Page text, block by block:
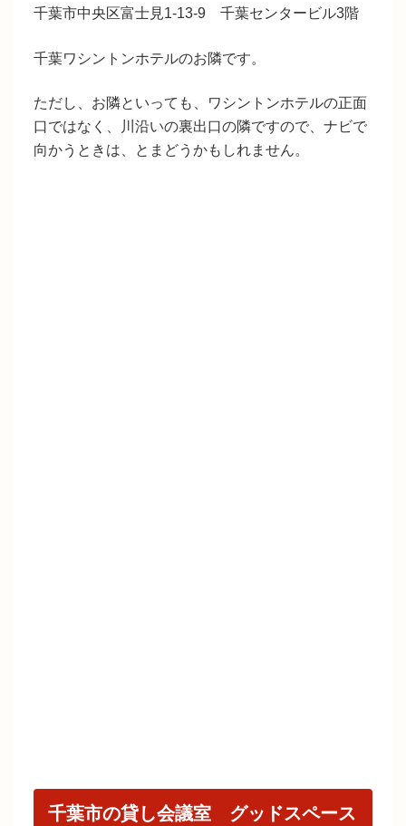
千葉市中央区富士見1-13-9 千葉センタービル3階
千葉ワシントンホテルのお隣です。
ただし、お隣といっても、ワシントンホテルの正面
口ではなく、川沿いの裏出口の隣ですので、ナビで
向かうときは、とまどうかもしれません。
千葉市の貸し会議室 グッドスペース